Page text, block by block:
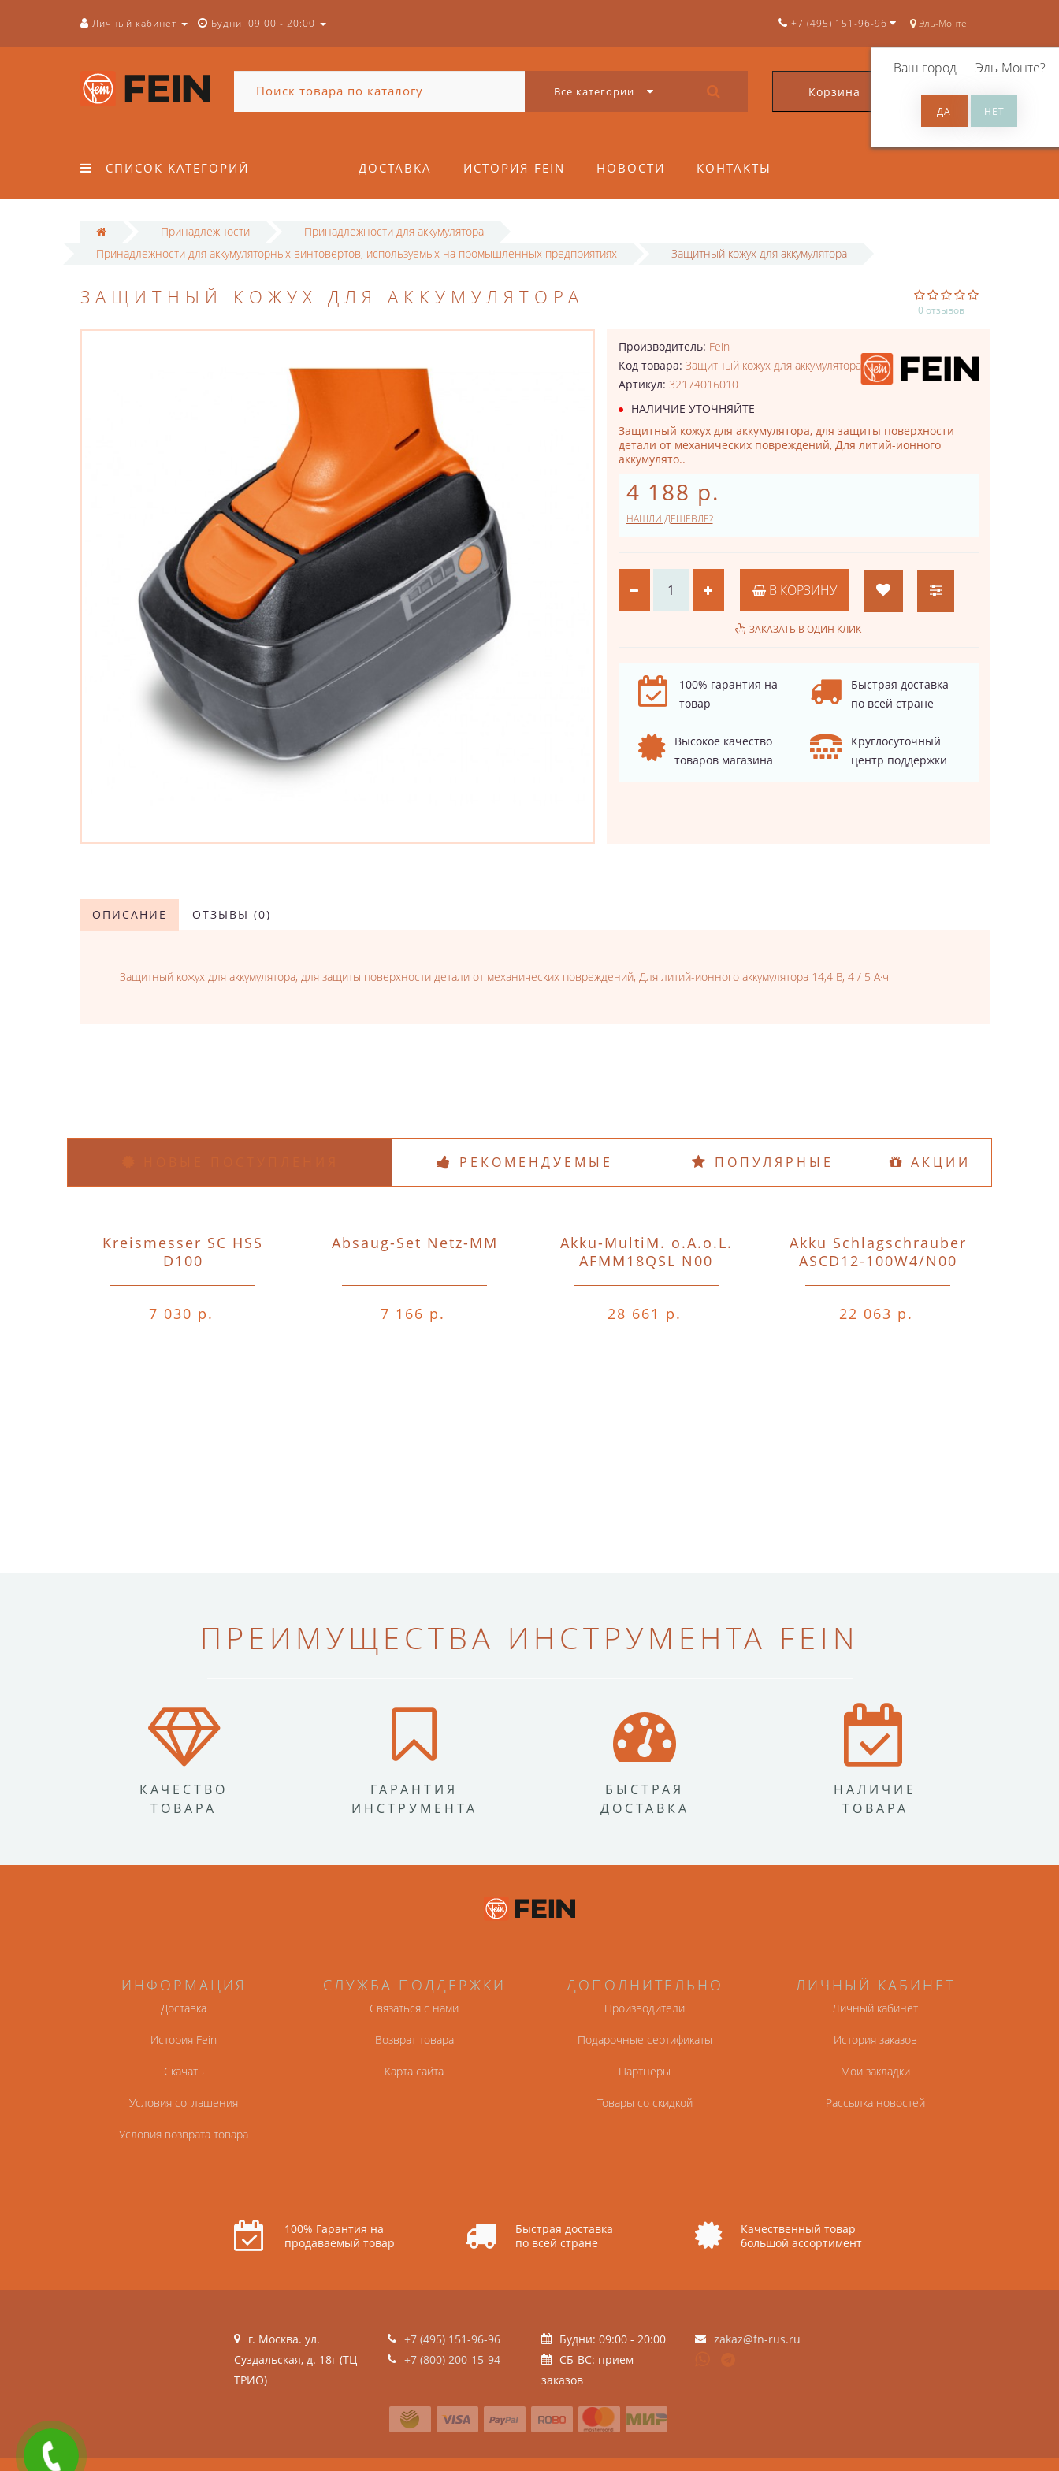
Личный кабинет Будни: 09:00 - 20:00 Эль-Монте
Ваш город —Эль-Монте?
+7 (495) 151-96-96
Все категории Корзина 0
СПИСОК КАТЕГОРИЙ ДОСТАВКА ИСТОРИЯ FEIN НОВОСТИ КОНТАКТЫ
Принадлежности
Принадлежности для аккумулятора
Принадлежности для аккумуляторных винтовертов, используемых на промышленных предприятиях
Защитный кожух для аккумулятора
ЗАЩИТНЫЙ КОЖУХ ДЛЯ АККУМУЛЯТОРА
0 отзывов
Производитель: Fein
Код товара: Защитный кожух для аккумулятора
Артикул: 32174016010
НАЛИЧИЕ УТОЧНЯЙТЕ
Защитный кожух для аккумулятора, для защиты поверхности
детали от механических повреждений, Для литий-ионного
аккумулято..
4 188 р.
НАШЛИ ДЕШЕВЛЕ?
В КОРЗИНУ
ЗАКАЗАТЬ В ОДИН КЛИК
100% гарантия на
товар
Быстрая доставка
по всей стране
Высокое качество
товаров магазина
Круглосуточный
центр поддержки
ОПИСАНИЕ ОТЗЫВЫ (0)
Защитный кожух для аккумулятора, для защиты поверхности детали от механических повреждений, Для литий-ионного аккумулятора 14,4 В, 4 / 5 А·ч
РЕКОМЕНДУЕМЫЕ ПОПУЛЯРНЫЕ АКЦИИ
Kreismesser SC HSS
D100
7 030 р.
Absaug-Set Netz-MM
7 166 р.
Akku-MultiM. o.A.o.L.
AFMM18QSL N00
28 661 р.
Akku Schlagschrauber
ASCD12-100W4/N00
22 063 р.
ПРЕИМУЩЕСТВА ИНСТРУМЕНТА FEIN
КАЧЕСТВО
ТОВАРА
ГАРАНТИЯ
ИНСТРУМЕНТА
БЫСТРАЯ
ДОСТАВКА
НАЛИЧИЕ
ТОВАРА
ИНФОРМАЦИЯ
Доставка
История Fein
Скачать
Условия соглашения
Условия возврата товара
СЛУЖБА ПОДДЕРЖКИ
Связаться с нами
Возврат товара
Карта сайта
ДОПОЛНИТЕЛЬНО
Производители
Подарочные сертификаты
Партнёры
Товары со скидкой
ЛИЧНЫЙ КАБИНЕТ
Личный кабинет
История заказов
Мои закладки
Рассылка новостей
100% Гарантия на
продаваемый товар
Быстрая доставка
по всей стране
Качественный товар
большой ассортимент
г. Москва. ул.
Суздальская, д. 18г (ТЦ
ТРИО)
+7 (495) 151-96-96
+7 (800) 200-15-94
Будни: 09:00 - 20:00
СБ-ВС: прием
заказов
zakaz@fn-rus.ru